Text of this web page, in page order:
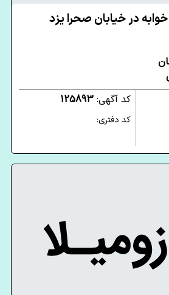
کد آگهی: 125893
کد دفتری: